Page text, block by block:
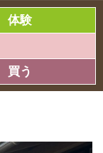
体験
買う